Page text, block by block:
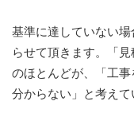
基準に達していない
らせて頂きます。「
のほとんどが、「工
分からない」と考えて